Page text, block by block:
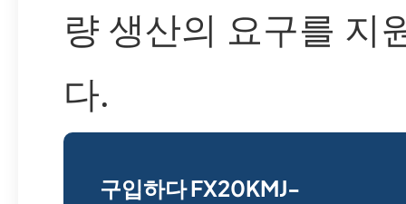
량 생산의 요구를 지
다.
구입하다 FX20KMJ-